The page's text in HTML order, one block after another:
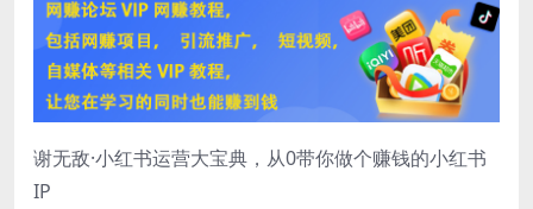
谢无敌·小红书运营大宝典，从0带你做个赚钱的小红书
IP